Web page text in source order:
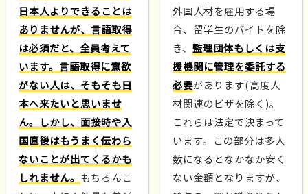
日本人よりできることは
ありませんが、言語取得
は必須だと、全員考えて
います。言語取得に意欲
がない人は、そもそも日
本へ来たいと思いませ
ん。しかし、面接時や入
国直後はもうまく伝わら
ないことが出てくるかも
しれません。 もちろんこ
外国人材を雇用する場
合、留学生のバイトを除
き、 監理団体もしくは支
援機関に管理を委託する
必要があります(高度人
材関連のビザを除く)。
これらは法定で決まって
います。この部分は多人
数になるとなかなか安く
ない金額となりますが、